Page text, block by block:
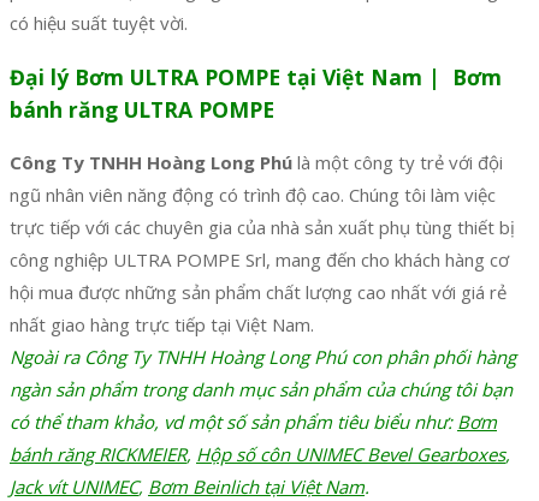
có hiệu suất tuyệt vời.
Đại lý Bơm ULTRA POMPE tại Việt Nam | Bơm
bánh răng ULTRA POMPE
Công Ty TNHH Hoàng Long Phú là một công ty trẻ với đội
ngũ nhân viên năng động có trình độ cao. Chúng tôi làm việc
trực tiếp với các chuyên gia của nhà sản xuất phụ tùng thiết bị
công nghiệp ULTRA POMPE Srl, mang đến cho khách hàng cơ
hội mua được những sản phẩm chất lượng cao nhất với giá rẻ
nhất giao hàng trực tiếp tại Việt Nam.
Ngoài ra Công Ty TNHH Hoàng Long Phú con phân phối hàng
ngàn sản phẩm trong danh mục sản phẩm của chúng tôi bạn
có thể tham khảo, vd một số sản phẩm tiêu biểu như: Bơm
bánh răng RICKMEIER, Hộp số côn UNIMEC Bevel Gearboxes,
Jack vít UNIMEC, Bơm Beinlich tại Việt Nam.